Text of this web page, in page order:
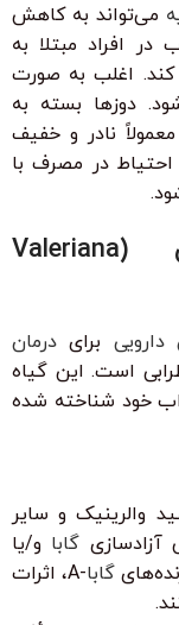
می‌تواند به کاهش
افراد مبتلا به
کند. اغلب به صورت
دوزها بسته به
نادر و خفیف
در مصرف با
8. والریان اوفیسینالیس (Valeriana
دارویی برای درمان
است. این گیاه
خود شناخته شده
والرینیک و سایر
آزادسازی گابا و/یا
گابا
-A، اثرات